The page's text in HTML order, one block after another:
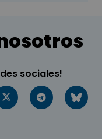
sociales!